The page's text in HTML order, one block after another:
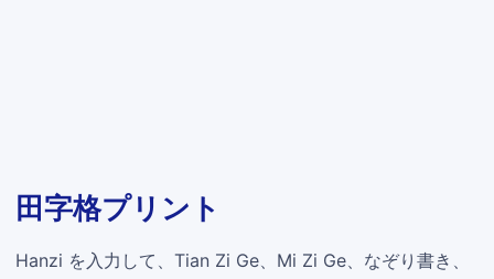
田字格プリント
Hanzi を入力して、Tian Zi Ge、Mi Zi Ge、なぞり書き、